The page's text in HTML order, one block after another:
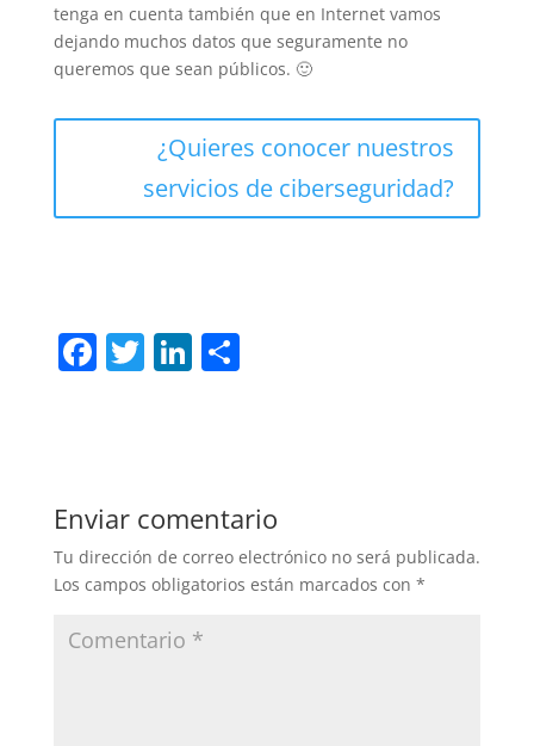
tenga en cuenta también que en Internet vamos
dejando muchos datos que seguramente no
queremos que sean públicos. 🙂
¿Quieres conocer nuestros
servicios de ciberseguridad?
F
b
o
o
T Li
dI
n
C
ar
tir
Enviar comentario
Tu dirección de correo electrónico no será publicada.
Los campos obligatorios están marcados con *